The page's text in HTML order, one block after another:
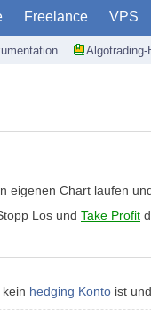
Freelance VPS
Algotrading-
eigenen Chart laufen
Los und Take Profit
hedging Konto ist